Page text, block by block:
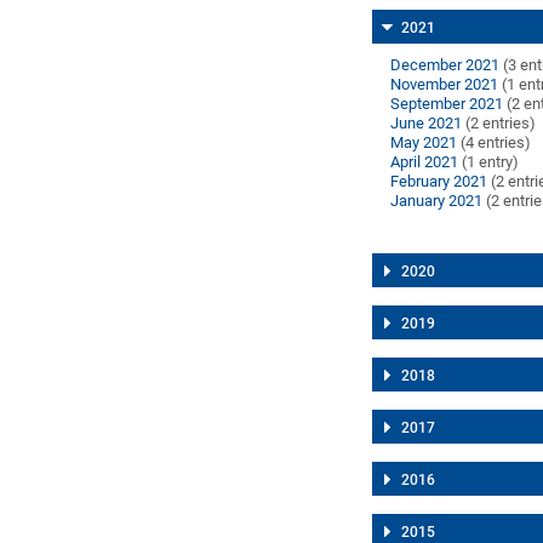
2021
December 2021 (3
November 2021 (1
September 2021 (2
June 2021 (2 entries)
May 2021 (4 entries)
April 2021 (1 entry)
February 2021 (2
January 2021 (2
2020
2019
2018
2017
2016
2015